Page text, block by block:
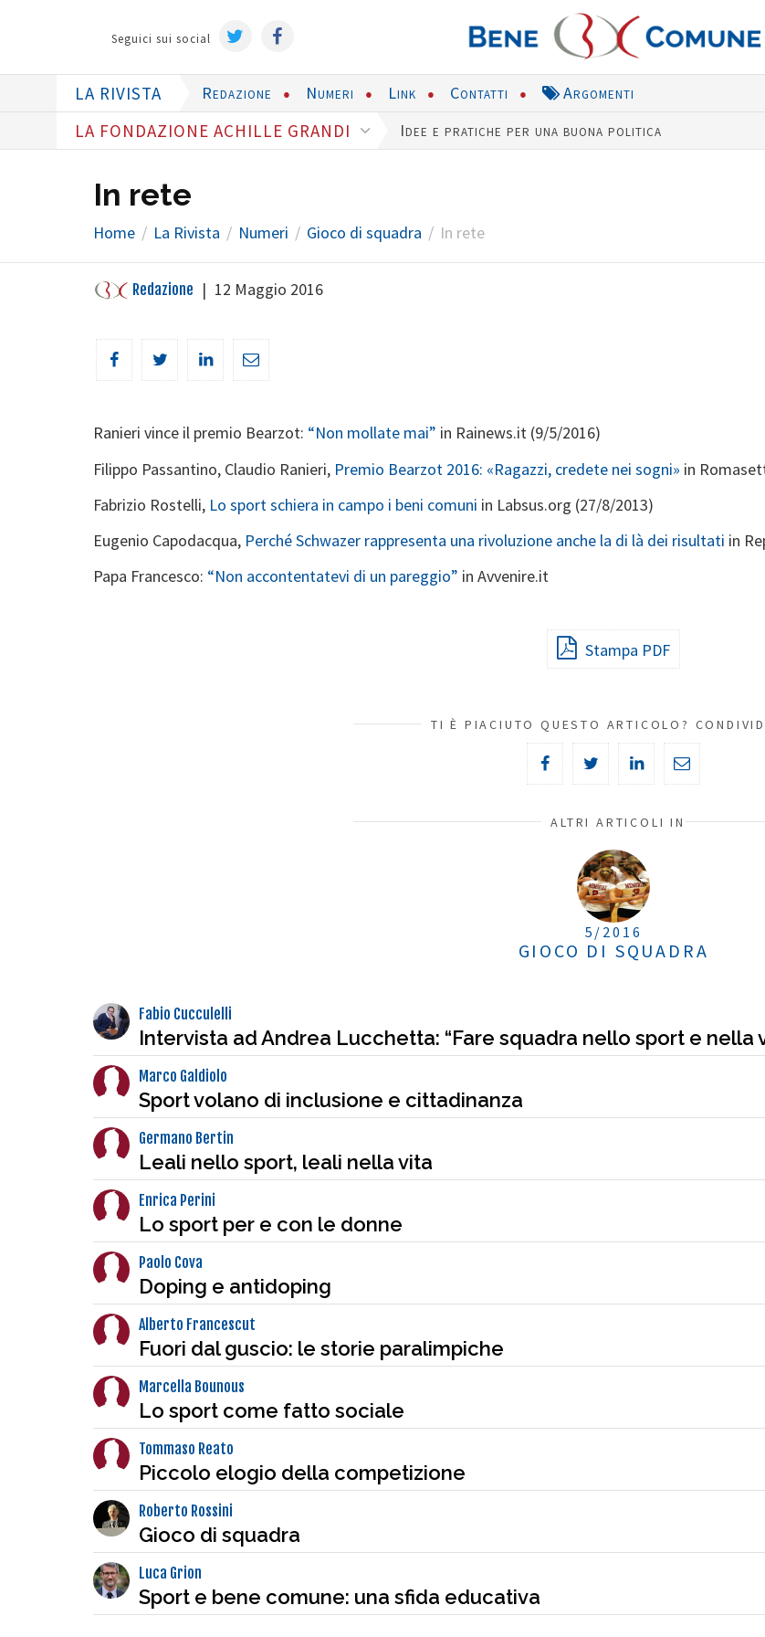
Seguici sui social
LA RIVISTA Redazione Numeri Link Contatti Argomenti
LA FONDAZIONE ACHILLE GRANDI Idee e pratiche per una buona politica
In rete
Home La Rivista Numeri Gioco di squadra In rete
Redazione | 12 Maggio 2016
Ranieri vince il premio Bearzot: “Non mollate mai” in Rainews.it (9/5/2016)
Filippo Passantino, Claudio Ranieri, Premio Bearzot 2016: «Ragazzi, credete nei sogni» in
Fabrizio Rostelli, Lo sport schiera in campo i beni comuni in Labsus.org (27/8/2013)
Eugenio Capodacqua, Perché Schwazer rappresenta una rivoluzione anche la di là dei risultati in
Papa Francesco: “Non accontentatevi di un pareggio” in Avvenire.it
Stampa PDF
TI È PIACIUTO QUESTO ARTICOLO?
ALTRI ARTICOLI IN
5/2016
GIOCO DI SQUADRA
Fabio Cucculelli
Intervista ad Andrea Lucchetta: “Fare squadra nello sport e nella
Marco Galdiolo
Sport volano di inclusione e cittadinanza
Germano Bertin
Leali nello sport, leali nella vita
Enrica Perini
Lo sport per e con le donne
Paolo Cova
Doping e antidoping
Alberto Francescut
Fuori dal guscio: le storie paralimpiche
Marcella Bounous
Lo sport come fatto sociale
Tommaso Reato
Piccolo elogio della competizione
Roberto Rossini
Gioco di squadra
Luca Grion
Sport e bene comune: una sfida educativa